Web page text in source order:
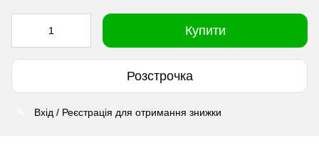
Купити
Розстрочка
Вхід / Реєстрація для отримання знижки